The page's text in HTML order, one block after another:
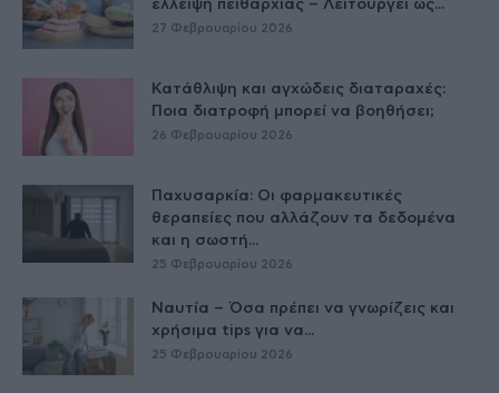
έλλειψη πειθαρχίας – Λειτουργεί ως...
27 Φεβρουαρίου 2026
Κατάθλιψη και αγχώδεις διαταραχές:
Ποια διατροφή μπορεί να βοηθήσει;
26 Φεβρουαρίου 2026
Παχυσαρκία: Οι φαρμακευτικές
θεραπείες που αλλάζουν τα δεδομένα
και η σωστή...
25 Φεβρουαρίου 2026
Ναυτία – Όσα πρέπει να γνωρίζεις και
χρήσιμα tips για να...
25 Φεβρουαρίου 2026